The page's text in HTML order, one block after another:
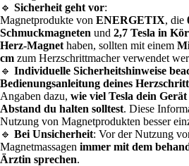
🔹 Sicherheit geht vor:
Magnetprodukte von ENERGETIX, die
Schmuckmagneten und 2,7 Tesla in
Herz-Magnet haben, sollten mit einem
cm zum Herzschrittmacher verwendet
🔹 Individuelle Sicherheitshinweise
Bedienungsanleitung deines
Angaben dazu, wie viel Tesla dein
Abstand du halten solltest. Diese
Nutzung von Magnetprodukten besser
🔹 Bei Unsicherheit: Vor der Nutzung
Magnetmassagen immer mit dem
Ärztin sprechen.